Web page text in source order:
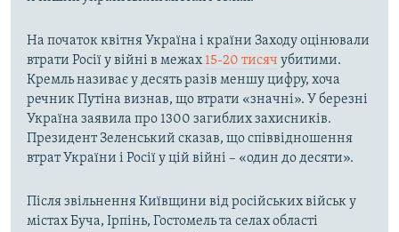
На початок квітня Україна і країни Заходу оцінювали
втрати Росії у війні в межах 15-20 тисяч убитими.
Кремль називає у десять разів меншу цифру, хоча
речник Путіна визнав, що втрати «значні». У березні
Україна заявила про 1300 загиблих захисників.
Президент Зеленський сказав, що співвідношення
втрат України і Росії у цій війні – «один до десяти».
Після звільнення Київщини від російських військ у
містах Буча, Ірпінь, Гостомель та селах області